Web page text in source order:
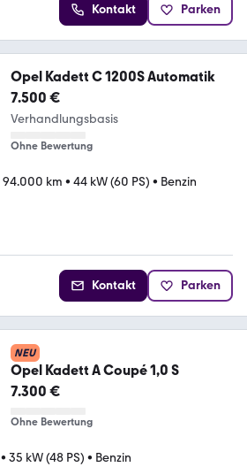
Kontakt Parken
Opel Kadett C 1200S Automatik
7.500 €
Verhandlungsbasis
Ohne Bewertung
94.000 km • 44 kW (60 PS) • Benzin
Kontakt Parken
NEU
Opel Kadett A Coupé 1,0 S
7.300 €
Ohne Bewertung
• 35 kW (48 PS) • Benzin